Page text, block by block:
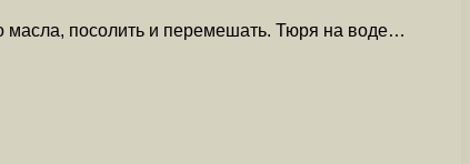
масла, посолить и перемешать. Тюря на воде…